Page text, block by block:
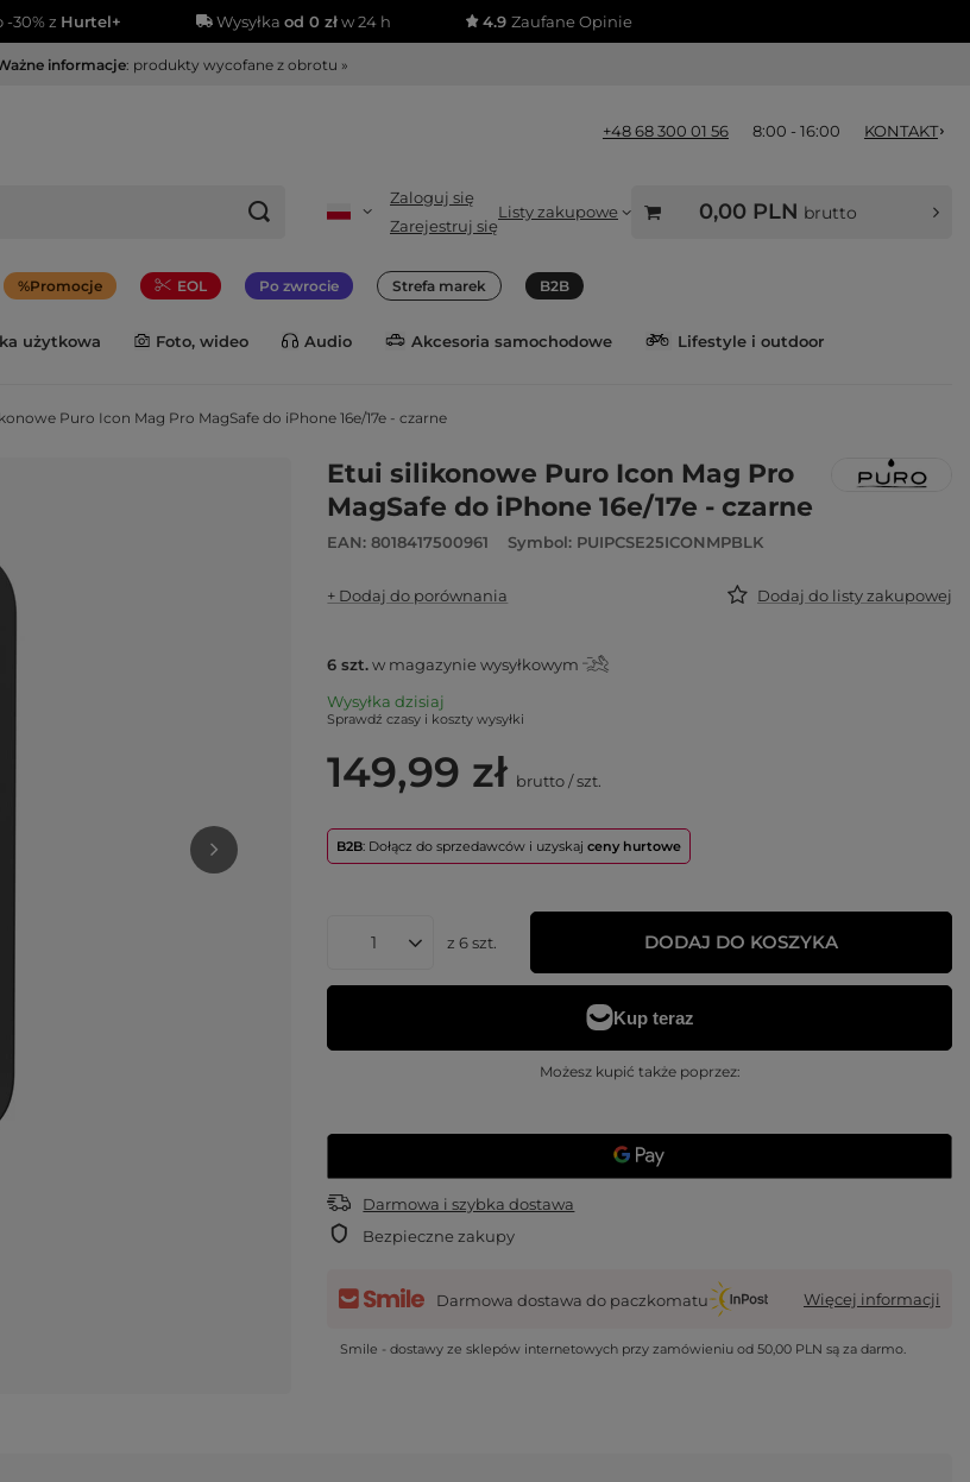
-30% z Hurtel+ Wysyłka od 0 złw 24 h 4.9Zaufane Opinie
informacje: produkty wycofane z obrotu »
+48 68 300 01 56 8:00 - 16:00 KONTAKT
Zaloguj się
Zarejestruj się
Listy zakupowe 0,00 PLN brutto
Promocje EOL Po zwrocie Strefa marek B2B
użytkowa Foto, wideo Audio Akcesoria samochodowe Lifestyle i outdoor
Puro Icon Mag Pro MagSafe do iPhone 16e/17e - czarne
Etui silikonowe Puro Icon Mag Pro
MagSafe do iPhone 16e/17e - czarne
EAN: 8018417500961 Symbol: PUIPCSE25ICONMPBLK
+ Dodaj do porównania Dodaj do listy zakupowej
6 szt.w magazynie wysyłkowym
Wysyłkadzisiaj
Sprawdź czasy i koszty wysyłki
149,99 zł brutto/szt.
B2B: Dołącz do sprzedawców i uzyskajceny hurtowe
z6szt. DODAJ DO KOSZYKA
Możesz kupić także poprzez:
Darmowa i szybka dostawa
Bezpieczne zakupy
Darmowa dostawa do paczkomatu Więcej informacji
Smile - dostawy ze sklepów internetowych przy zamówieniu od50,00 PLN są za darmo.